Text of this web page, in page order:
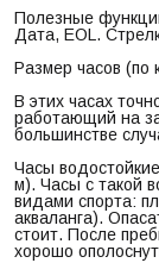
Полезные
Дата, EOL.
Размер часов (по
В этих часах
работающий на
большинстве
Часы
м). Часы с такой
видами спорта:
акваланга).
стоит. После
хорошо